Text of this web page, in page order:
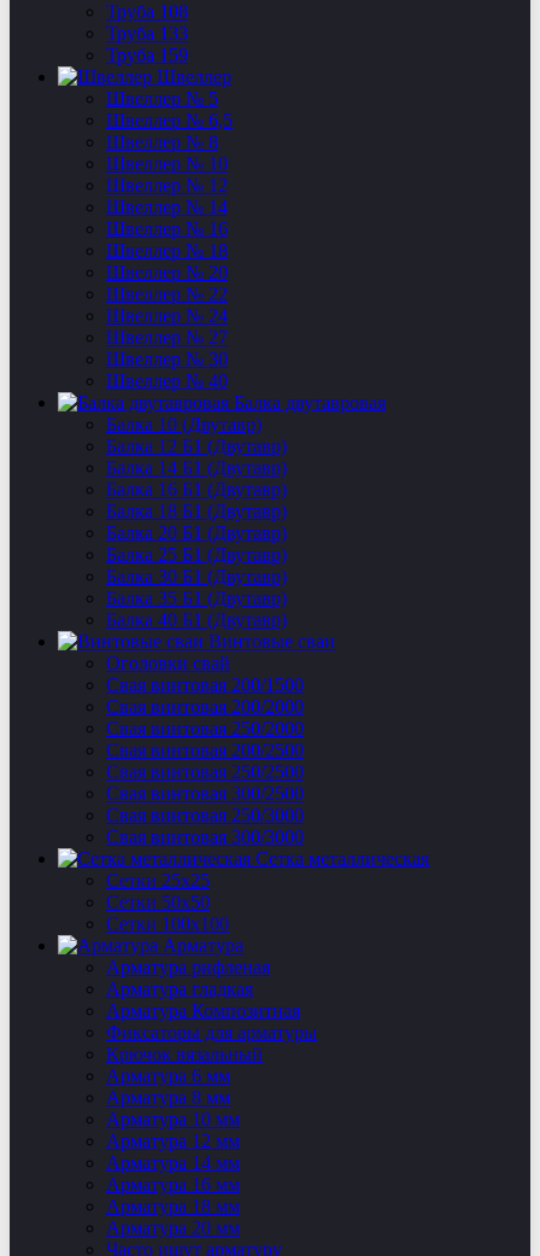
Труба 108
Труба 133
Труба 159
Швеллер
Швеллер № 5
Швеллер № 6,5
Швеллер № 8
Швеллер № 10
Швеллер № 12
Швеллер № 14
Швеллер № 16
Швеллер № 18
Швеллер № 20
Швеллер № 22
Швеллер № 24
Швеллер № 27
Швеллер № 30
Швеллер № 40
Балка двутавровая
Балка 10 (Двутавр)
Балка 12 Б1 (Двутавр)
Балка 14 Б1 (Двутавр)
Балка 16 Б1 (Двутавр)
Балка 18 Б1 (Двутавр)
Балка 20 Б1 (Двутавр)
Балка 25 Б1 (Двутавр)
Балка 30 Б1 (Двутавр)
Балка 35 Б1 (Двутавр)
Балка 40 Б1 (Двутавр)
Винтовые сваи
Оголовки свай
Свая винтовая 200/1500
Свая винтовая 200/2000
Свая винтовая 250/2000
Свая винтовая 200/2500
Свая винтовая 250/2500
Свая винтовая 300/2500
Свая винтовая 250/3000
Свая винтовая 300/3000
Сетка металлическая
Сетки 25х25
Сетки 50х50
Сетки 100х100
Арматура
Арматура рифленая
Арматура гладкая
Арматура Композитная
Фиксаторы для арматуры
Крючок вязальный
Арматура 6 мм
Арматура 8 мм
Арматура 10 мм
Арматура 12 мм
Арматура 14 мм
Арматура 16 мм
Арматура 18 мм
Арматура 20 мм
Часто ищут арматуру